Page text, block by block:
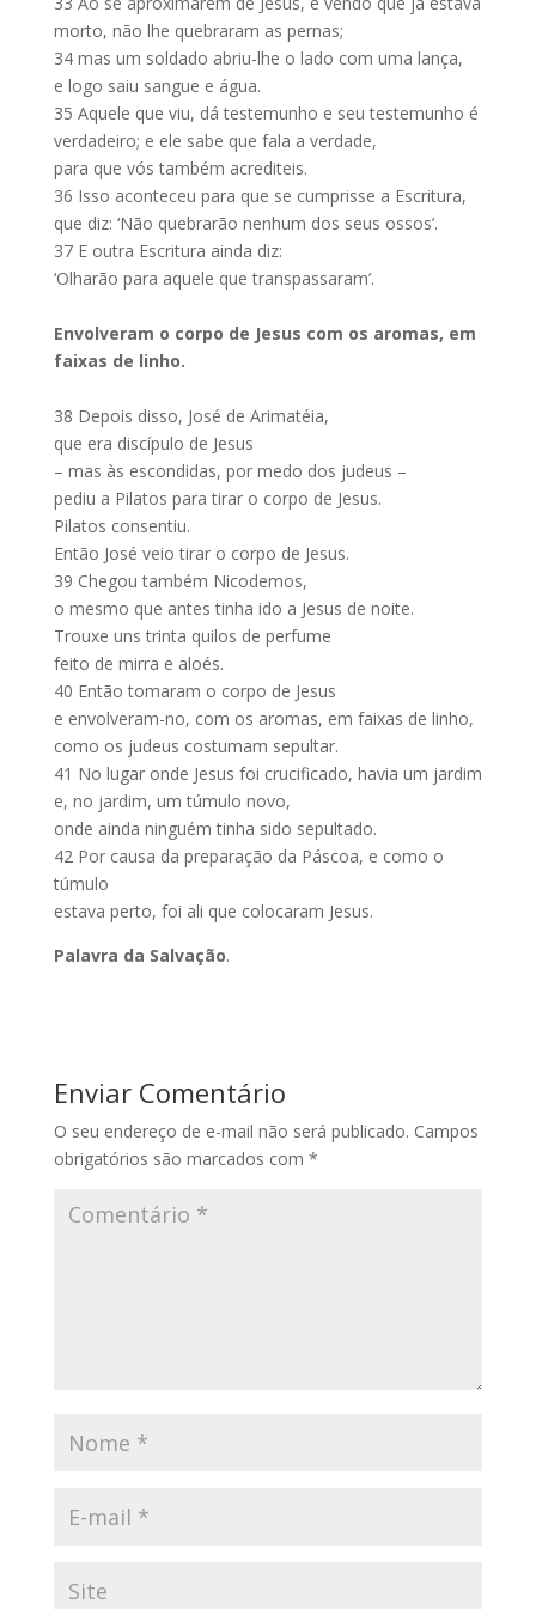
morto, não lhe quebraram as pernas;
34 mas um soldado abriu-lhe o lado com uma lança,
e logo saiu sangue e água.
35 Aquele que viu, dá testemunho e seu testemunho é
verdadeiro; e ele sabe que fala a verdade,
para que vós também acrediteis.
36 Isso aconteceu para que se cumprisse a Escritura,
que diz: ‘Não quebrarão nenhum dos seus ossos’.
37 E outra Escritura ainda diz:
‘Olharão para aquele que transpassaram’.
Envolveram o corpo de Jesus com os aromas, em
faixas de linho.
38 Depois disso, José de Arimatéia,
que era discípulo de Jesus
– mas às escondidas, por medo dos judeus –
pediu a Pilatos para tirar o corpo de Jesus.
Pilatos consentiu.
Então José veio tirar o corpo de Jesus.
39 Chegou também Nicodemos,
o mesmo que antes tinha ido a Jesus de noite.
Trouxe uns trinta quilos de perfume
feito de mirra e aloés.
40 Então tomaram o corpo de Jesus
e envolveram-no, com os aromas, em faixas de linho,
como os judeus costumam sepultar.
41 No lugar onde Jesus foi crucificado, havia um jardim
e, no jardim, um túmulo novo,
onde ainda ninguém tinha sido sepultado.
42 Por causa da preparação da Páscoa, e como o
túmulo
estava perto, foi ali que colocaram Jesus.
Palavra da Salvação.
Enviar Comentário
O seu endereço de e-mail não será publicado. Campos
obrigatórios são marcados com *